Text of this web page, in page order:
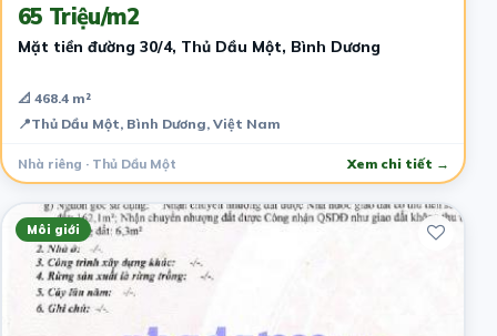
65 Triệu/m2
Mặt tiền đường 30/4, Thủ Dầu Một, Bình Dương
📐 468.4 m²
📍Thủ Dầu Một, Bình Dương, Việt Nam
Nhà riêng · Thủ Dầu Một Xem chi tiết →
Môi giới